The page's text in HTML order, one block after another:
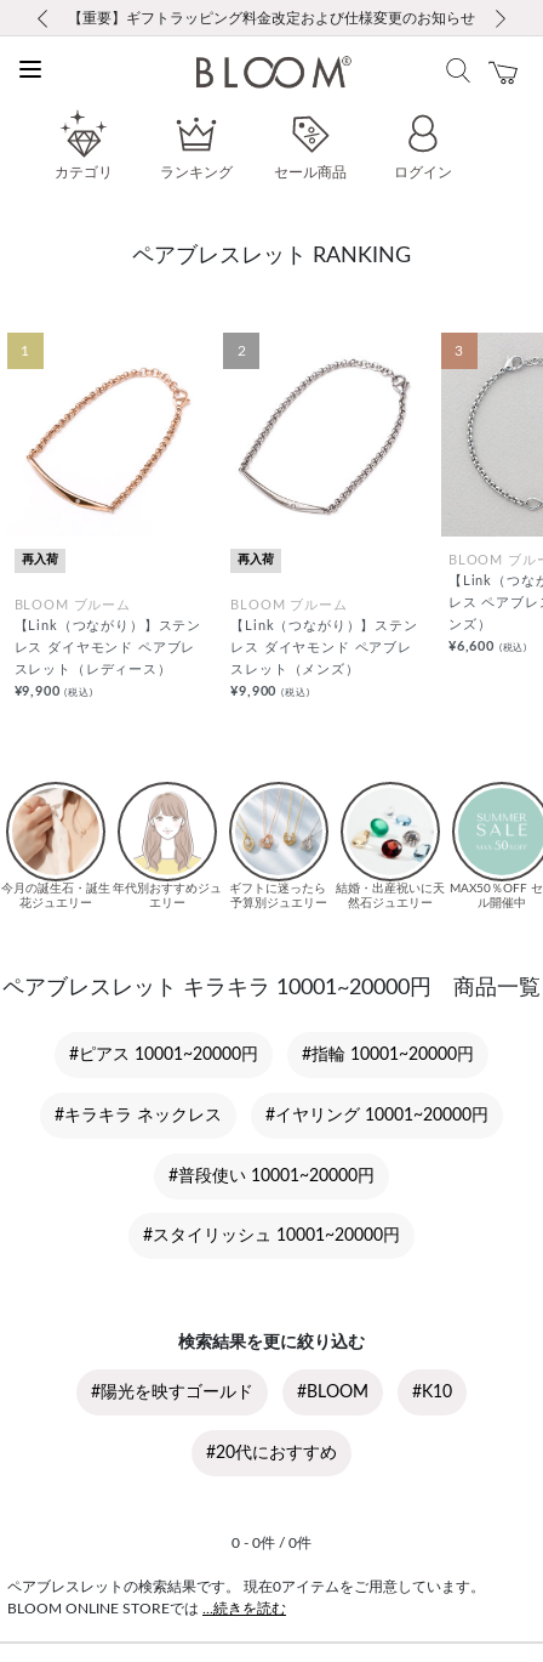
お修理・アフターサービスのご案内
【重要】令和８年熊本地震に伴う集配への影響について
【重要】ギフトラッピング料金改定および仕様変更のお知らせ
【重要】夏季休業の営業についてのご案内
税込5,500円以上で送料無料｜最短24時間以内に発送
新規会員登録で1000ポイントプレゼント！
LINE友だち登録で500円クーポンプレゼント
会員限定！レビュー投稿で100ポイントプレゼント
お修理・アフターサービスのご案内
【重要】令和８年熊本地震に伴う集配への影響について
カテゴリ ランキング セール商品 ログイン
ペアブレスレット RANKING
1
再入荷
BLOOM ブルーム
【Link（つながり）】ステン
レス ダイヤモンド ペアブレ
スレット（レディース）
¥9,900(税込)
2
再入荷
BLOOM ブルーム
【Link（つながり）】ステン
レス ダイヤモンド ペアブレ
スレット（メンズ）
¥9,900(税込)
3
BLOOM ブル
【Link（つな
レス ペアブ
ンズ）
¥6,600 (税込)
ペアブレスレット キラキラ 10001~20000円 商品一覧
#ピアス 10001~20000円 #指輪 10001~20000円
#キラキラ ネックレス #イヤリング 10001~20000円
#普段使い 10001~20000円
#スタイリッシュ 10001~20000円
検索結果を更に絞り込む
#陽光を映すゴールド #BLOOM #K10
#20代におすすめ
0 - 0件 / 0件
ペアブレスレットの検索結果です。 現在0アイテムをご用意しています。
BLOOM ONLINE STOREでは ...続きを読む